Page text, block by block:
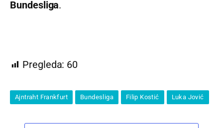
Bundesliga.
Pregleda: 60
Ajntraht Frankfurt Bundesliga Filip Kostić Luka Jović